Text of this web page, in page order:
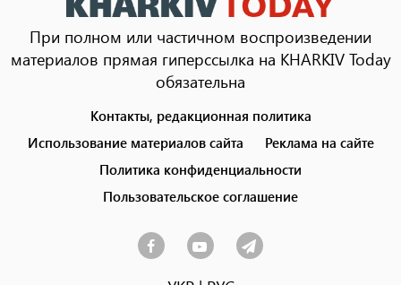
При полном или частичном воспроизведении
материалов прямая гиперссылка на KHARKIV Today
обязательна
menu
Контакты, редакционная политика
Использование материалов сайта
Реклама на сайте
Политика конфиденциальности
Пользовательское соглашение